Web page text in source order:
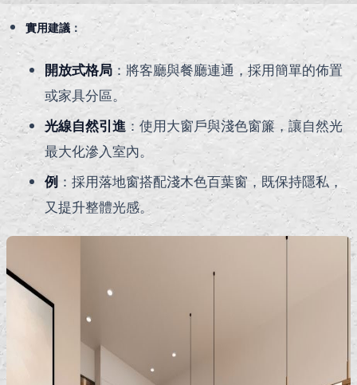
實用建議 ：
開放式格局 ：將客廳與餐廳連通，採用簡單的佈置
或家具分區。
光線自然引進 ：使用大窗戶與淺色窗簾，讓自然光
最大化滲入室內。
例 ：採用落地窗搭配淺木色百葉窗，既保持隱私，
又提升整體光感。